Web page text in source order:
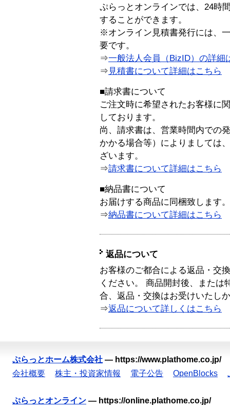
ぷらっとオンラインでは、24時
することができます。
※オンライン見積書発行には、
要です。
⇒一般法人会員（BizID）の詳細
⇒ 見積書について詳細はこちら
■請求書について
ご注文時に希望されたお客様に
しております。
尚、請求書は、営業時間内での
かかる場合等）によりましては
ざいます。
⇒請求書について詳細はこちら
■納品書について
お届けする商品に同梱致します。
⇒納品書について詳細はこちら
返品について
お客様のご都合による返品・交
ください。 商品開封後、または
合、返品・交換はお受けいたし
⇒返品について詳しくはこちら
ぷらっとホーム株式会社 — https://www.plathome.co.jp/
会社概要
株主・投資家情報 電子公告 OpenBlocks
ぷらっとオンライン — https://online.plathome.co.jp/